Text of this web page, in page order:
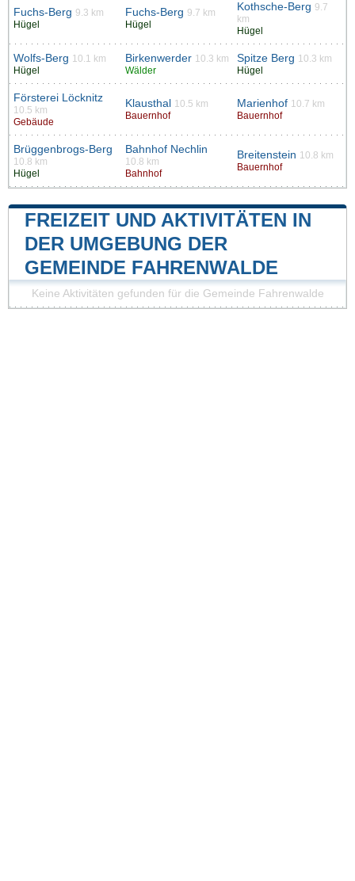
Fuchs-Berg 9.3 km
Hügel
Fuchs-Berg 9.7 km
Hügel
Kothsche-Berg 9.7
km
Hügel
Wolfs-Berg 10.1 km
Hügel
Birkenwerder 10.3 km
Wälder
Spitze Berg 10.3 km
Hügel
Försterei Löcknitz
10.5 km
Gebäude
Klausthal
10.5 km
Bauernhof
Marienhof 10.7 km
Bauernhof
Brüggenbrogs-Berg
10.8 km
Hügel
Bahnhof Nechlin
10.8 km
Bahnhof
Breitenstein 10.8 km
Bauernhof
FREIZEIT UND AKTIVITÄTEN IN
DER UMGEBUNG DER
GEMEINDE FAHRENWALDE
Keine Aktivitäten gefunden für die Gemeinde Fahrenwalde